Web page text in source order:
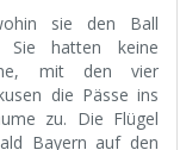
sie den Ball
Sie hatten keine
mit den vier
die Pässe ins
zu. Die Flügel
Bayern auf den